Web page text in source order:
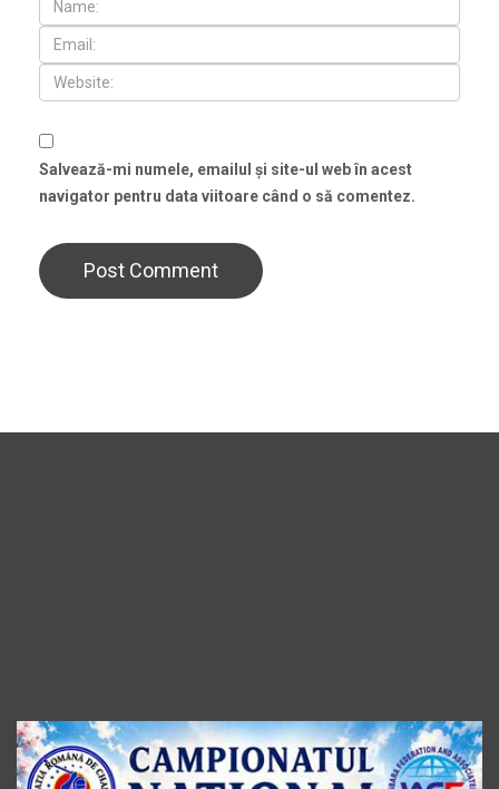
Salvează-mi numele, emailul și site-ul web în acest
navigator pentru data viitoare când o să comentez.